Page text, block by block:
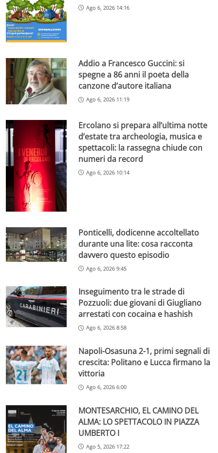
Ago 6, 2026 14:16
Addio a Francesco Guccini: si
spegne a 86 anni il poeta della
canzone d’autore italiana
Ago 6, 2026 11:19
Ercolano si prepara all’ultima notte
d’estate tra archeologia, musica e
spettacoli: la rassegna chiude con
numeri da record
Ago 6, 2026 10:14
Ponticelli, dodicenne accoltellato
durante una lite: cosa racconta
davvero questo episodio
Ago 6, 2026 9:45
Inseguimento tra le strade di
Pozzuoli: due giovani di Giugliano
arrestati con cocaina e hashish
Ago 6, 2026 8:58
Napoli-Osasuna 2-1, primi segnali di
crescita: Politano e Lucca firmano la
vittoria
Ago 6, 2026 6:00
MONTESARCHIO, EL CAMINO DEL
ALMA: LO SPETTACOLO IN PIAZZA
UMBERTO I
Ago 5, 2026 17:22